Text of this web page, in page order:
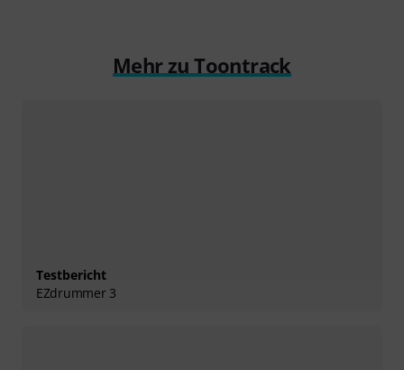
Mehr zu Toontrack
Testbericht
EZdrummer 3